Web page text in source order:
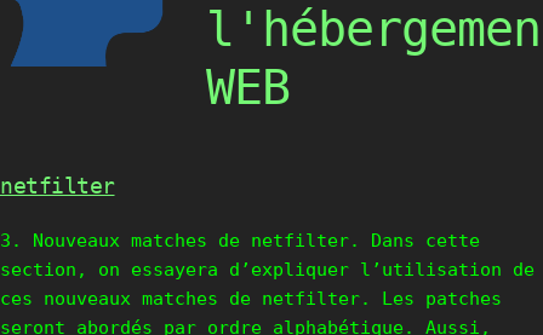
WEB
netfilter
3. Nouveaux matches de netfilter. Dans cette
section, on essayera d’expliquer l’utilisation de
ces nouveaux matches de netfilter. Les patches
seront abordés par ordre alphabétique. Aussi,